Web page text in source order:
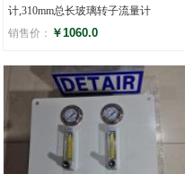
计,310mm总长玻璃转子流量计
销售价： ￥1060.0
评分
()